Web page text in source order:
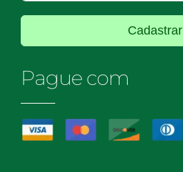
Cadastrar
Pague com